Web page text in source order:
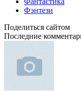
Фэнтези
Поделиться сайтом
Последние